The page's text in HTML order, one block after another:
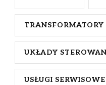
UKŁADY
USŁUGI SERWISOWE